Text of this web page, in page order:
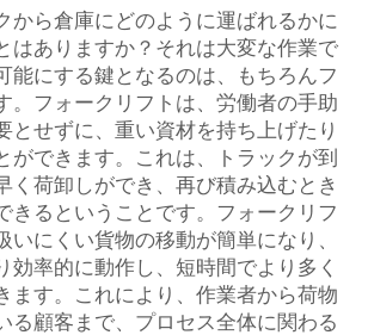
から倉庫にどのように運ばれるかに
はありますか？それは大変な作業で
能にする鍵となるのは、もちろんフ
。フォークリフトは、労働者の手助
とせずに、重い資材を持ち上げたり
ができます。これは、トラックが到
く荷卸しができ、再び積み込むとき
きるということです。フォークリフ
いにくい貨物の移動が簡単になり、
効率的に動作し、短時間でより多く
ます。これにより、作業者から荷物
る顧客まで、プロセス全体に関わる